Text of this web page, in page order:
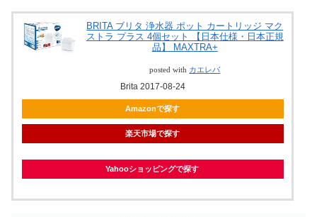
BRITA ブリタ 浄水器 ポット カートリッジ マク
ストラ プラス 4個セット 【日本仕様・日本正規
品】 MAXTRA+
posted with カエレバ
Brita 2017-08-24
Amazonで探す
楽天市場で探す
Yahooショッピングで探す